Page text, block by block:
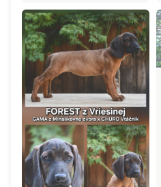
popravený pred koncom
druhej svetovej vojny. ...